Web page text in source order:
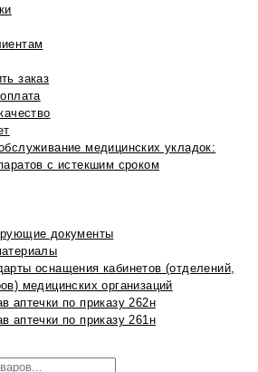
заказ
медицинских укладок:
с истекшим сроком
документы
оснащения кабинетов (отделений,
медицинских организаций
аптечки по приказу 262н
аптечки по приказу 261н